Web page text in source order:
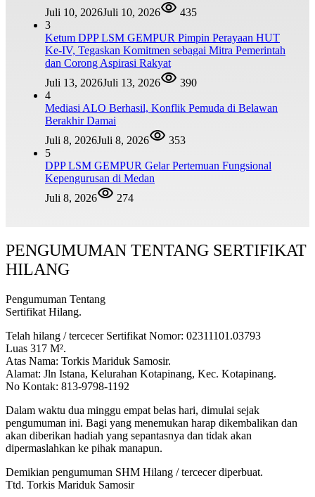
Juli 10, 2026Juli 10, 2026
435
3
Ketum DPP LSM GEMPUR Pimpin Perayaan HUT
Ke-IV, Tegaskan Komitmen sebagai Mitra Pemerintah
dan Corong Aspirasi Rakyat
Juli 13, 2026Juli 13, 2026
390
4
Mediasi ALO Berhasil, Konflik Pemuda di Belawan
Berakhir Damai
Juli 8, 2026Juli 8, 2026
353
5
DPP LSM GEMPUR Gelar Pertemuan Fungsional
Kepengurusan di Medan
Juli 8, 2026
274
PENGUMUMAN TENTANG SERTIFIKAT
HILANG
Pengumuman Tentang
Sertifikat Hilang.
Telah hilang / tercecer Sertifikat Nomor: 02311101.03793
Luas 317 M².
Atas Nama: Torkis Mariduk Samosir.
Alamat: Jln Istana, Kelurahan Kotapinang, Kec. Kotapinang.
No Kontak: 813-9798-1192
Dalam waktu dua minggu empat belas hari, dimulai sejak
pengumuman ini. Bagi yang menemukan harap dikembalikan dan
akan diberikan hadiah yang sepantasnya dan tidak akan
dipermaslahkan ke pihak manapun.
Demikian pengumuman SHM Hilang / tercecer diperbuat.
Ttd. Torkis Mariduk Samosir